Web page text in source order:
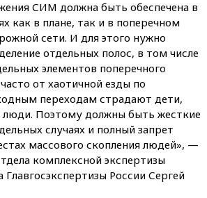
СИМ должна быть обеспечена в
как в плане, так и в поперечном
сети. И для этого нужно
отдельных полос, в том числе
элементов поперечного
от хаотичной езды по
переходам страдают дети,
Поэтому должны быть жесткие
случаях и полный запрет
массового скопления людей», —
комплексной экспертизы
Главгосэкспертизы России Сергей